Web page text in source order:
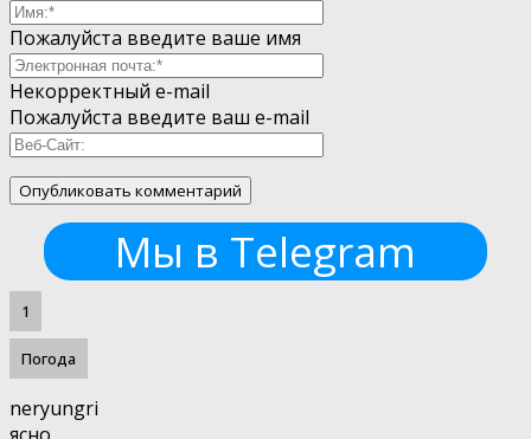
Пожалуйста введите ваше имя
Некорректный e-mail
Пожалуйста введите ваш e-mail
Мы в Telegram
1
Погода
neryungri